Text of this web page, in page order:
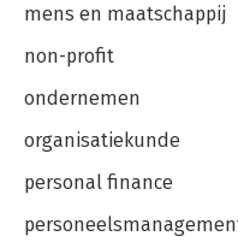
mens en maatschappij
non-profit
ondernemen
organisatiekunde
personal finance